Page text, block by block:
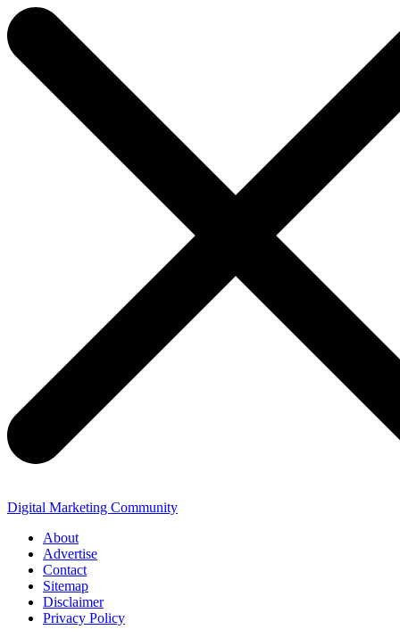
Digital Marketing Community
About
Advertise
Contact
Sitemap
Disclaimer
Privacy Policy